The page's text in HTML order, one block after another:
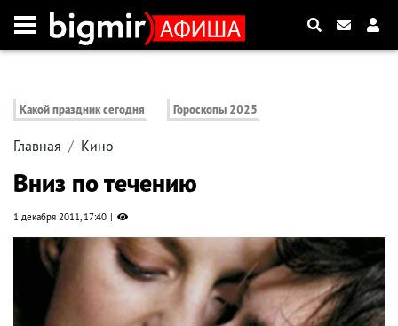
Какой праздник сегодня Гороскопы 2025
Главная Кино
Вниз по течению
1 декабря 2011, 17:40